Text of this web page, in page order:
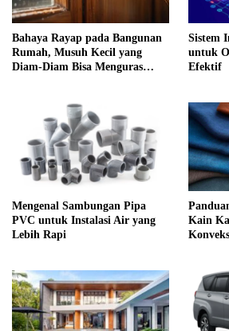
Bahaya Rayap pada Bangunan
Rumah, Musuh Kecil yang
Diam-Diam Bisa Menguras
Sistem
untuk
Efektif
Mengenal Sambungan Pipa
PVC untuk Instalasi Air yang
Lebih Rapi
Kain